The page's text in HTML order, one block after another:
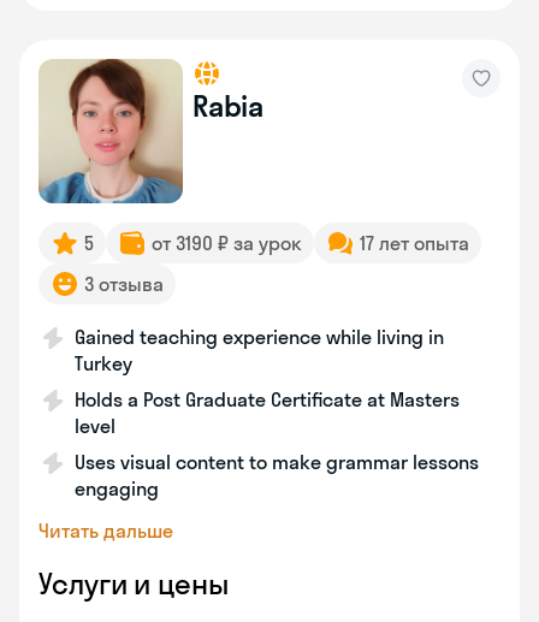
Rabia
5 от 3190 ₽ за урок
17 лет опыта
3 отзыва
Gained teaching experience while living in
Turkey
Holds a Post Graduate Certificate at Masters
level
Uses visual content to make grammar lessons
engaging
Читать дальше
Услуги и цены